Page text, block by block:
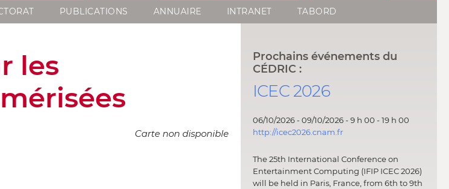
PUBLICATIONS ANNUAIRE INTRANET TABORD
les
Carte non disponible
Prochains événements du
CÉDRIC :
ICEC 2026
06/10/2026 - 09/10/2026 - 9 h 00 - 19 h 00
http://icec2026.cnam.fr
The 25th International Conference on
Entertainment Computing (IFIP ICEC 2026)
will be held in Paris, France, from 6th to 9th